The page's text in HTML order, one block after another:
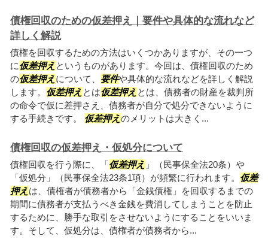
債権回収のための仮差押え｜要件や具体的な流れなど
詳しく解説
債権を回収するための方法はいくつかありますが、その一つ
に仮差押え というものがあります。今回は、債権回収のため
の仮差押えについて、 要件や具体的な流れなどを詳しく解説
します。 仮差押え とは仮差押え とは、債務者の財産を裁判所
の命令で仮に差押さえ、債務者が自分で処分できないように
する手続きです。 仮差押えのメリットは大きく...
債権回収の仮差押え・仮処分について
債権回収を行う際に、「仮差押え 」（民事保全法20条）や
「仮処分」（民事保全法23条1項）が頻繁に行われます。 仮差
押えは、債権者が債務者から「金銭債権」を回収するまでの
期間に債務者が支払うべき金銭を費消してしまうことを防止
するために、勝手な取引をさせないようにすることをいいま
す。そして、仮処分は、債権者が債務者から...